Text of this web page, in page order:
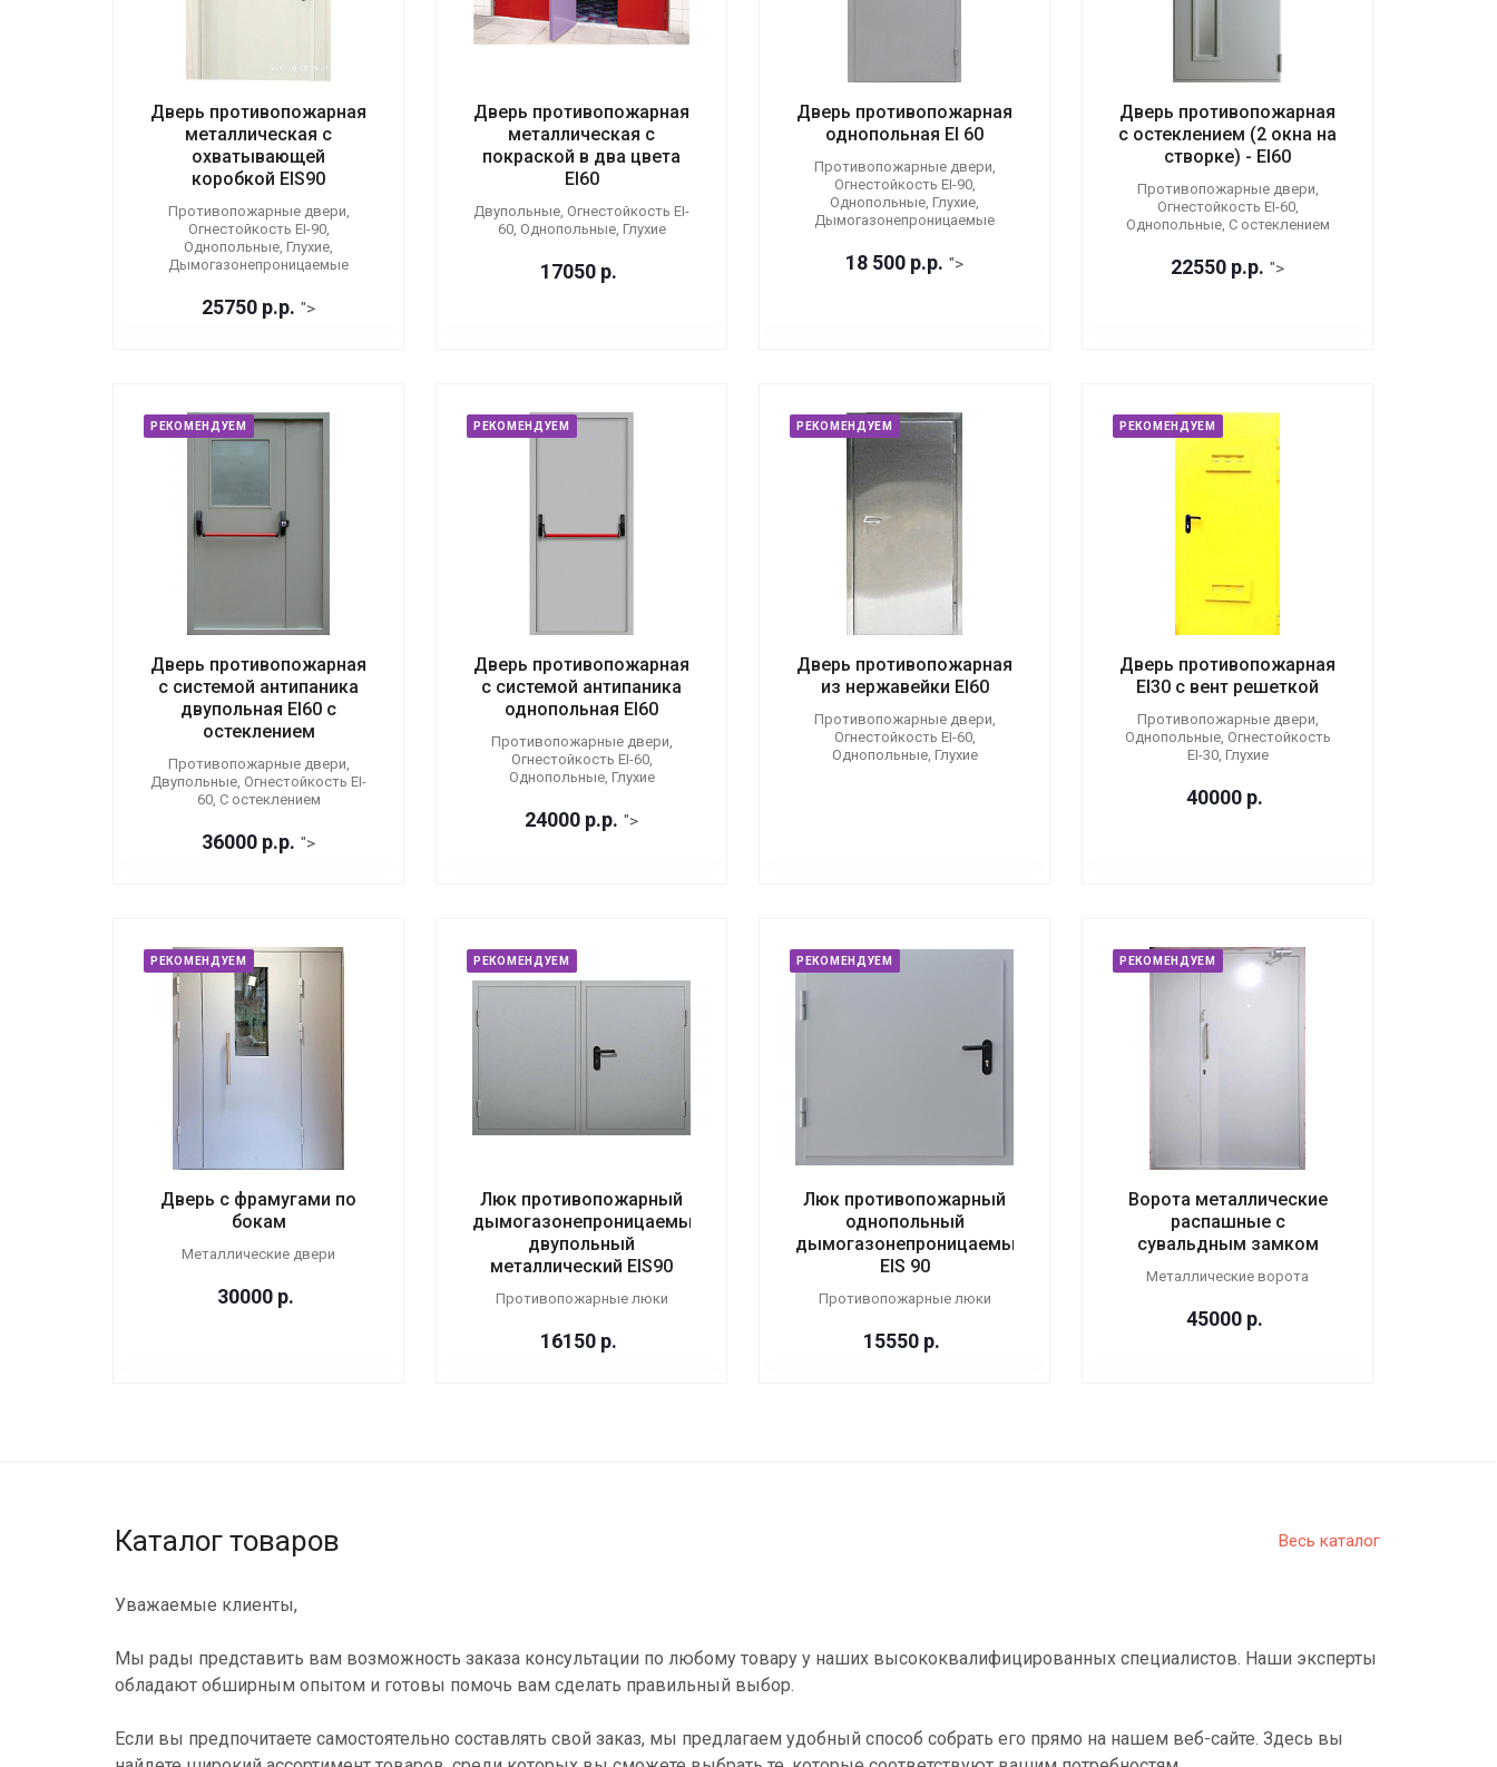
Дверь противопожарная
металлическая с
охватывающей
коробкой EIS90
Противопожарные двери,
Огнестойкость EI-90,
Однопольные, Глухие,
Дымогазонепроницаемые
25750 р.р. ">
Дверь противопожарная
металлическая с
покраской в два цвета
EI60
Двупольные, Огнестойкость EI-
60, Однопольные, Глухие
17050 р.
Дверь противопожарная
однопольная EI 60
Противопожарные двери,
Огнестойкость EI-90,
Однопольные, Глухие,
Дымогазонепроницаемые
18 500 р.р. ">
Дверь противопожарная
с остеклением (2 окна на
створке) - EI60
Противопожарные двери,
Огнестойкость EI-60,
Однопольные, С остеклением
22550 р.р. ">
РЕКОМЕНДУЕМ
Дверь противопожарная
с системой антипаника
двупольная EI60 с
остеклением
Противопожарные двери,
Двупольные, Огнестойкость EI-
60, С остеклением
36000 р.р. ">
РЕКОМЕНДУЕМ
Дверь противопожарная
с системой антипаника
однопольная EI60
Противопожарные двери,
Огнестойкость EI-60,
Однопольные, Глухие
24000 р.р. ">
РЕКОМЕНДУЕМ
Дверь противопожарная
из нержавейки EI60
Противопожарные двери,
Огнестойкость EI-60,
Однопольные, Глухие
РЕКОМЕНДУЕМ
Дверь противопожарная
EI30 с вент решеткой
Противопожарные двери,
Однопольные, Огнестойкость
EI-30, Глухие
40000 р.
РЕКОМЕНДУЕМ
Дверь с фрамугами по
бокам
Металлические двери
30000 р.
РЕКОМЕНДУЕМ
Люк противопожарный
дымогазонепроницаемый
двупольный
металлический EIS90
Противопожарные люки
16150 р.
РЕКОМЕНДУЕМ
Люк противопожарный
однопольный
дымогазонепроницаемый
EIS 90
Противопожарные люки
15550 р.
РЕКОМЕНДУЕМ
Ворота металлические
распашные с
сувальдным замком
Металлические ворота
45000 р.
Весь каталог
Каталог товаров
Уважаемые клиенты,
Мы рады представить вам возможность заказа консультации по любому товару у наших высококвалифицированных специалистов. Наши эксперты
обладают обширным опытом и готовы помочь вам сделать правильный выбор.
Если вы предпочитаете самостоятельно составлять свой заказ, мы предлагаем удобный способ собрать его прямо на нашем веб-сайте. Здесь вы